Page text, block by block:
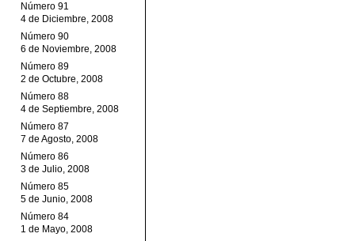
Número 91
4 de Diciembre, 2008
Número 90
6 de Noviembre, 2008
Número 89
2 de Octubre, 2008
Número 88
4 de Septiembre, 2008
Número 87
7 de Agosto, 2008
Número 86
3 de Julio, 2008
Número 85
5 de Junio, 2008
Número 84
1 de Mayo, 2008